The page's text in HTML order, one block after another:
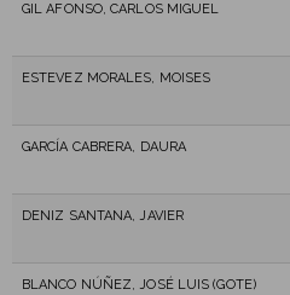
GIL AFONSO, CARLOS MIGUEL
ESTEVEZ MORALES, MOISES
GARCÍA CABRERA, DAURA
DENIZ SANTANA, JAVIER
BLANCO NÚÑEZ, JOSÉ LUIS (GOTE)